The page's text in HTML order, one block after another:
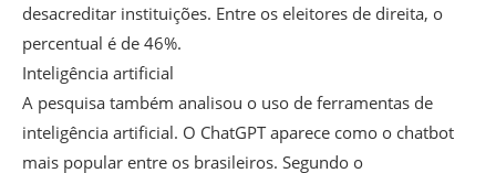
desacreditar instituições. Entre os eleitores de direita, o
percentual é de 46%.
Inteligência artificial
A pesquisa também analisou o uso de ferramentas de
inteligência artificial. O ChatGPT aparece como o chatbot
mais popular entre os brasileiros. Segundo o